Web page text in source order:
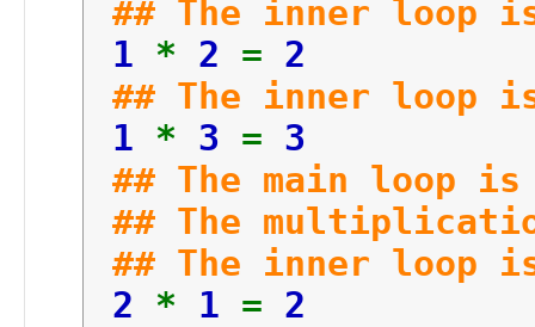
return0;
}
## The inner loop
1 * 2 = 2
## The inner loop
1 * 3 = 3
## The main loop
## The
## The inner loop
2 * 1 = 2